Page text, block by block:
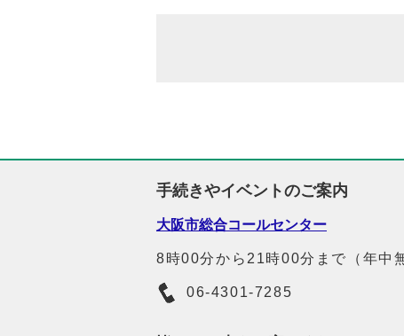
手続きやイベントのご案内
大阪市総合コールセンター
8時00分から21時00分まで（年中
06-4301-7285